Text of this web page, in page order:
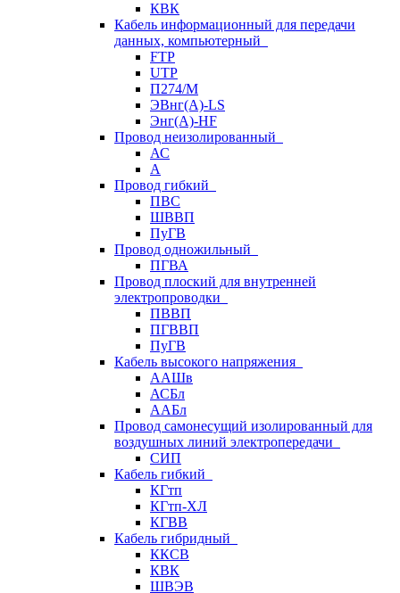
КВК
Кабель информационный для передачи
данных, компьютерный
FTP
UTP
П274/М
ЭВнг(А)-LS
Энг(А)-HF
Провод неизолированный
АС
А
Провод гибкий
ПВС
ШВВП
ПуГВ
Провод одножильный
ПГВА
Провод плоский для внутренней
электропроводки
ПВВП
ПГВВП
ПуГВ
Кабель высокого напряжения
ААШв
АСБл
ААБл
Провод самонесущий изолированный для
воздушных линий электропередачи
СИП
Кабель гибкий
КГтп
КГтп-ХЛ
КГВВ
Кабель гибридный
ККСВ
КВК
ШВЭВ